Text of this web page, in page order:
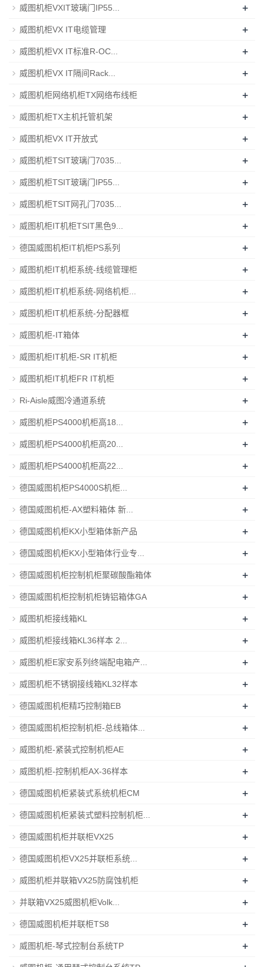
威图机柜VXIT玻璃门IP55... +
威图机柜VX IT电缆管理 +
威图机柜VX IT标准R-OC... +
威图机柜VX IT隔间Rack... +
威图机柜网络机柜TX网络布线柜 +
威图机柜TX主机托管机架 +
威图机柜VX IT开放式 +
威图机柜TSIT玻璃门7035... +
威图机柜TSIT玻璃门IP55... +
威图机柜TSIT网孔门7035... +
威图机柜IT机柜TSIT黑色9... +
德国威图机柜IT机柜PS系列 +
威图机柜IT机柜系统-线缆管理柜 +
威图机柜IT机柜系统-网络机柜... +
威图机柜IT机柜系统-分配器框 +
威图机柜-IT箱体 +
威图机柜IT机柜-SR IT机柜 +
威图机柜IT机柜FR IT机柜 +
Ri-Aisle威图冷通道系统 +
威图机柜PS4000机柜高18... +
威图机柜PS4000机柜高20... +
威图机柜PS4000机柜高22... +
德国威图机柜PS4000S机柜... +
德国威图机柜-AX塑料箱体 新... +
德国威图机柜KX小型箱体新产品 +
德国威图机柜KX小型箱体行业专... +
德国威图机柜控制机柜聚碳酸酯箱体 +
德国威图机柜控制机柜铸铝箱体GA +
威图机柜接线箱KL +
威图机柜接线箱KL36样本 2... +
威图机柜E家安系列终端配电箱产... +
威图机柜不锈钢接线箱KL32样本 +
德国威图机柜精巧控制箱EB +
德国威图机柜控制机柜-总线箱体... +
威图机柜-紧装式控制机柜AE +
威图机柜-控制机柜AX-36样本 +
德国威图机柜紧装式系统机柜CM +
德国威图机柜紧装式塑料控制机柜... +
德国威图机柜并联柜VX25 +
德国威图机柜VX25并联柜系统... +
威图机柜并联箱VX25防腐蚀机柜 +
并联箱VX25威图机柜Volk... +
德国威图机柜并联柜TS8 +
威图机柜-琴式控制台系统TP +